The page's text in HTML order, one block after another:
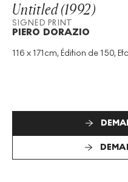
Untitled (1992)
SIGNED PRINT
PIERO DORAZIO
116 x 171cm, Édition de 150,
Technique
Etching
Signé: Oui
Signed Print